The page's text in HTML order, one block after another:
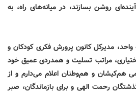
روشن بسازند، در میانه‌های راه، به
واحد، مدیرکل کانون پرورش فکری کودکان و
مراتب تسلیت و همدردی عمیق خود
هم‌کیشان و هم‌وطنان اعلام می‌دارم و از
رحمت الهی و برای بازماندگان، صبر